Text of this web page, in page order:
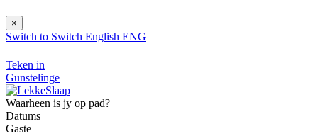
×
Switch to Switch English ENG
Teken in
Gunstelinge
Waarheen is jy op pad?
Datums
Gaste